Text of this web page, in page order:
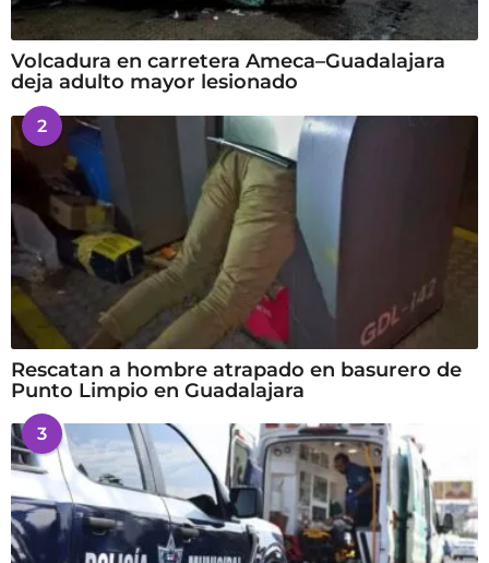
Volcadura en carretera Ameca–Guadalajara
deja adulto mayor lesionado
2
Rescatan a hombre atrapado en basurero de
Punto Limpio en Guadalajara
3